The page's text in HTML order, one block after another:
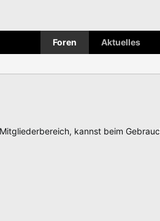
Foren Aktuelles
kannst beim